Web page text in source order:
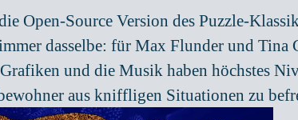
Open-Source Version des Puzzle-
dasselbe: für Max Flunder und Tina
und die Musik haben höchstes
aus kniffligen Situationen zu